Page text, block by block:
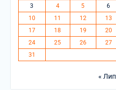
3
4 5 6
10
11 12 13
17
18 19 20
24
25 26 27
31
« Лип